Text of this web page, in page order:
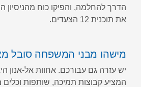
הדרך להחלמה, והפיקו כוח
את תוכנית 12 הצעדים.
מישהו מבני המשפחה סובל
יש עזרה גם עבורכם. אחוות אל-אנון
המציע קבוצות תמיכה, שותפות וכלים